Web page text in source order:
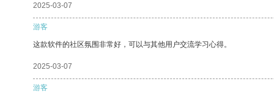
2025-03-07
游客
这款软件的社区氛围非常好，可以与其他用户交流学习心得。
2025-03-07
游客